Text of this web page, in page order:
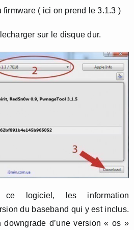
firmware ( ici on prend le 3.1.3 )
sur le disque dur.
logiciel, les information
du baseband qui y est inclus.
d’une version « os »